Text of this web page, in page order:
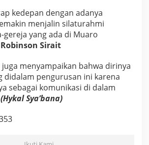
kedepan dengan adanya
menjalin silaturahmi
gereja yang ada di Muaro
Sirait
menyampaikan bahwa dirinya
didalam pengurusan ini karena
sebagai komunikasi di dalam
(Hykal Sya’bana)